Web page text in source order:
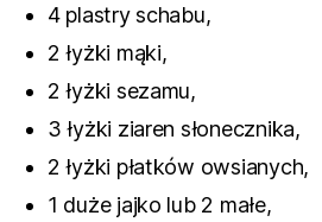
4 plastry schabu,
2 łyżki mąki,
2 łyżki sezamu,
3 łyżki ziaren słonecznika,
2 łyżki płatków owsianych,
1 duże jajko lub 2 małe,